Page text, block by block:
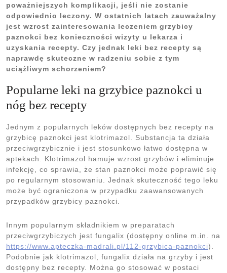
poważniejszych komplikacji, jeśli nie zostanie
odpowiednio leczony. W ostatnich latach zauważalny
jest wzrost zainteresowania leczeniem grzybicy
paznokci bez konieczności wizyty u lekarza i
uzyskania recepty. Czy jednak leki bez recepty są
naprawdę skuteczne w radzeniu sobie z tym
uciążliwym schorzeniem?
Popularne leki na grzybice paznokci u
nóg bez recepty
Jednym z popularnych leków dostępnych bez recepty na
grzybicę paznokci jest klotrimazol. Substancja ta działa
przeciwgrzybicznie i jest stosunkowo łatwo dostępna w
aptekach. Klotrimazol hamuje wzrost grzybów i eliminuje
infekcję, co sprawia, że stan paznokci może poprawić się
po regularnym stosowaniu. Jednak skuteczność tego leku
może być ograniczona w przypadku zaawansowanych
przypadków grzybicy paznokci.
Innym popularnym składnikiem w preparatach
przeciwgrzybiczych jest fungalix (dostępny online m.in. na
https://www.apteczka-madrali.pl/112-grzybica-paznokci).
Podobnie jak klotrimazol, fungalix działa na grzyby i jest
dostępny bez recepty. Można go stosować w postaci